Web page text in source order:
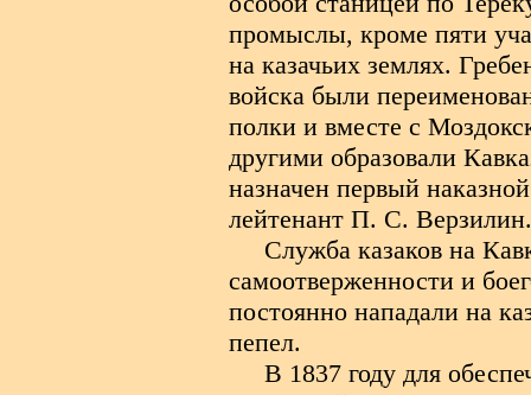
промыслы, кроме пяти
на казачьих землях.
войска были
полки и вместе с
другими образовали
назначен первый
лейтенант П. С. Верзилин.
Служба казаков на
самоотверженности и
постоянно нападали на
пепел.
В 1837 году для